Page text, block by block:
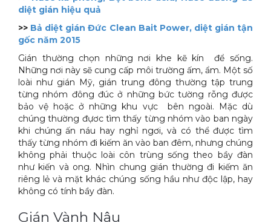
Máy diệt côn trùng
Máy hút bụi
Xe đẩy làm vệ sinh Sài Gòn
diệt gián hiệu quả
>> Bả diệt gián Đức Clean Bait Power, diệt gián tận
gốc năm 2015
Gián thường chọn những nơi khe kẽ kín để sống.
Những nơi này sẽ cung cấp môi trường ấm, ẩm. Một số
loài như gián Mỹ, gián trung đông thường tập trung
từng nhóm đông đúc ở những bức tường rỗng được
bảo vệ hoặc ở những khu vực bên ngoài. Mặc dù
chúng thường đựơc tìm thấy từng nhóm vào ban ngày
khi chúng ấn náu hay nghỉ ngơi, và có thể được tìm
thấy từng nhóm đi kiếm ăn vào ban đêm, nhưng chúng
không phải thuộc loài côn trùng sống theo bầy đàn
như kiến và ong. Nhìn chung gián thường đi kiếm ăn
riêng lẻ và mặt khác chúng sống hầu như độc lập, hay
không có tính bầy đàn.
Gián Vành Nâu